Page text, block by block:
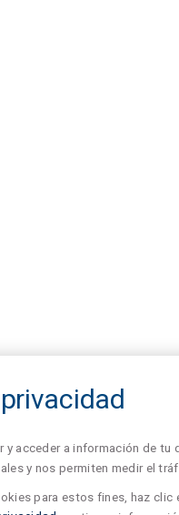
y acceder a información de
y nos permiten medir el
para estos fines, haz